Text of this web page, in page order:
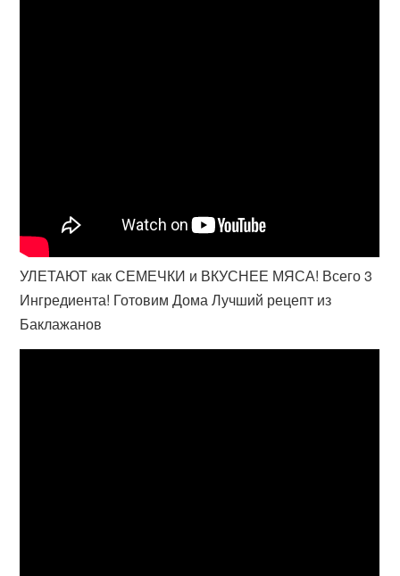
УЛЕТАЮТ как СЕМЕЧКИ и ВКУСНЕЕ МЯСА! Всего 3
Ингредиента! Готовим Дома Лучший рецепт из
Баклажанов